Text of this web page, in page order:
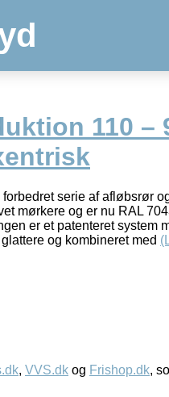
110 –
forbedret serie af afløbsrør
mørkere og er nu RAL
er et patenteret system
og kombineret med
, VVS.dk og Frishop.dk,